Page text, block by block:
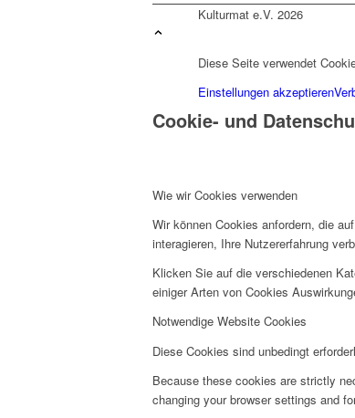
Kulturmat e.V. 2026
Diese Seite verwendet
Einstellungen akzeptieren
Cookie- und
Wie wir Cookies verwenden
Wir können Cookies anfordern, die
interagieren, Ihre Nutzererfahrung
Klicken Sie auf die verschiedenen
einiger Arten von Cookies
Notwendige Website Cookies
Diese Cookies sind unbedingt
Because these cookies are strictly
changing your browser settings and